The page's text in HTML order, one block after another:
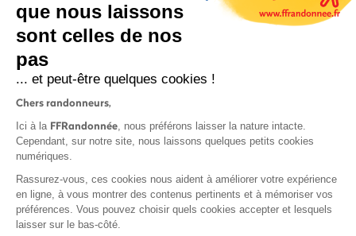
Protection des données
Politique de confidentialité
que nous laissons
sont celles de nos
pas
... et peut-être quelques cookies !
Chers randonneurs,
Ici à la FFRandonnée, nous préférons laisser la nature intacte.
Cependant, sur notre site, nous laissons quelques petits cookies
numériques.
Rassurez-vous, ces cookies nous aident à améliorer votre expérience
en ligne, à vous montrer des contenus pertinents et à mémoriser vos
préférences. Vous pouvez choisir quels cookies accepter et lesquels
laisser sur le bas-côté.